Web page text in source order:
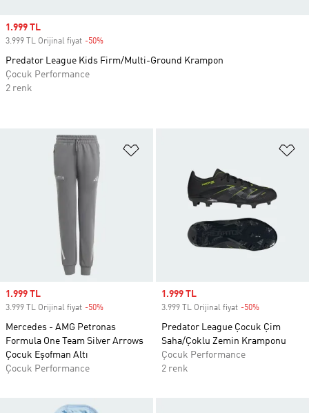
Sale price
1.999 TL
3.999 TL Orijinal fiyat -50%
Mercedes - AMG Petronas
Formula One Team Silver Arrows
Çocuk Eşofman Altı
Çocuk Performance
Sale price
1.999 TL
3.999 TL Orijinal fiyat -50%
Predator League Çocuk Çim
Saha/Çoklu Zemin Kramponu
Çocuk Performance
2 renk
Sale price
1.999 TL
3.999 TL Orijinal fiyat -50%
Predator League Kids Firm/Multi-Ground Krampon
Çocuk Performance
2 renk